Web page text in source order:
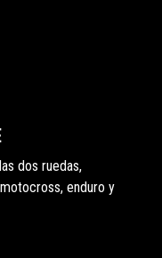
dos ruedas,
enduro y